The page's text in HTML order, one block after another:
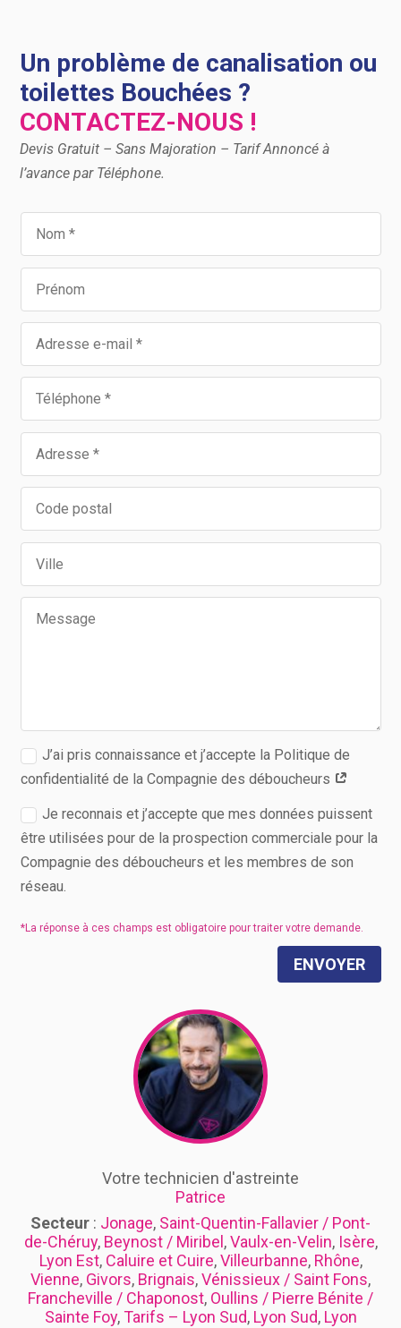
Un problème de canalisation ou
toilettes Bouchées ?
CONTACTEZ-NOUS !
Devis Gratuit – Sans Majoration – Tarif Annoncé à
l’avance par Téléphone.
J’ai pris connaissance et j’accepte la Politique de
confidentialité de la Compagnie des déboucheurs
Je reconnais et j’accepte que mes données puissent
être utilisées pour de la prospection commerciale pour la
Compagnie des déboucheurs et les membres de son
réseau.
ENVOYER
Votre technicien d'astreinte
Patrice
Secteur : Jonage, Saint-Quentin-Fallavier / Pont-
de-Chéruy, Beynost / Miribel ,Vaulx-en-Velin, Isère,
Lyon Est, Caluire et Cuire,Villeurbanne, Rhône,
Vienne, Givors, Brignais,Vénissieux / Saint Fons,
Francheville / Chaponost, Oullins / Pierre Bénite /
Sainte Foy,Tarifs – Lyon Sud, Lyon Sud, Lyon